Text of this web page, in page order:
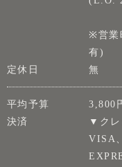
※営業
有)
定休日
無
平均予算
3,800
決済
▼クレ
VISA